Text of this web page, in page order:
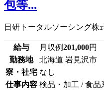
包等...
日研トータルソーシング株
給与 月収例201,000円
勤務地
北海道 岩見沢市
寮・社宅 なし
仕事内容 検品・加工 / 食品